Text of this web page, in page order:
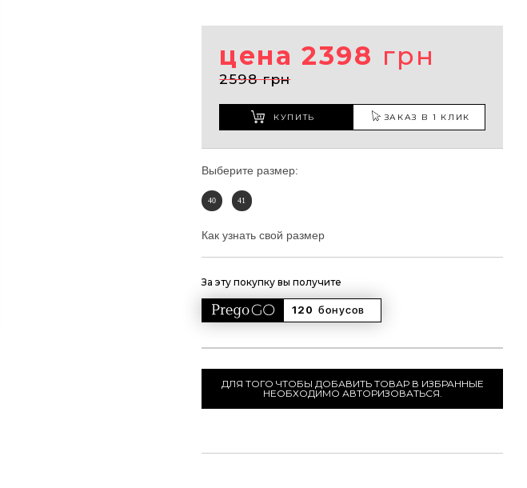
цена 2398 грн
2598 грн
КУПИТЬ ЗАКАЗ В 1 КЛИК
Выберите размер:
40 41
Как узнать свой размер
За эту покупку вы получите
120 бонусов
ДЛЯ ТОГО ЧТОБЫ ДОБАВИТЬ ТОВАР В ИЗБРАННЫЕ
НЕОБХОДИМО АВТОРИЗОВАТЬСЯ.